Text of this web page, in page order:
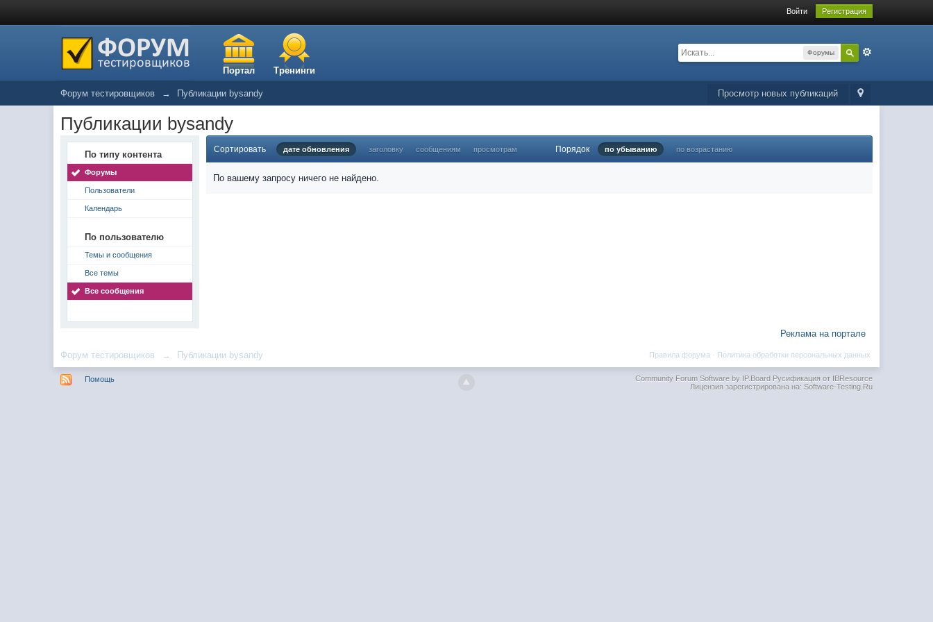
Войти Регистрация
Портал Тренинги
Форумы
Просмотр новых публикаций
Форум тестировщиков → Публикации bysandy
Публикации bysandy
По типу контента
Форумы
Пользователи
Календарь
По пользователю
Темы и сообщения
Все темы
Все сообщения
Сортировать дате обновления заголовку сообщениям просмотрам Порядок по убыванию по возрастанию
По вашему запросу ничего не найдено.
Реклама на портале
Форум тестировщиков → Публикации bysandy Политика обработки персональных данных
Правила форума ·
Помощь Community Forum Software by IP.BoardРусификация от IBResource
Лицензия зарегистрирована на: Software-Testing.Ru